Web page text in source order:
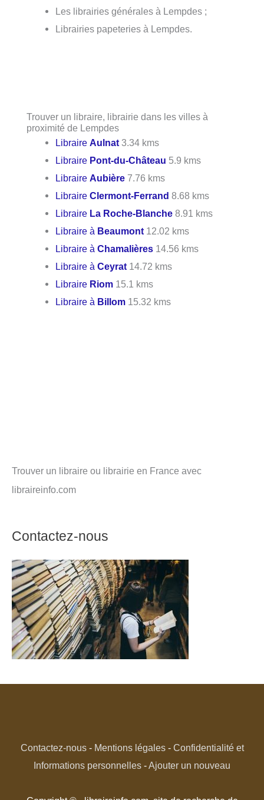
Les librairies générales à Lempdes ;
Librairies papeteries à Lempdes.
Trouver un libraire, librairie dans les villes à
proximité de Lempdes
LibraireAulnat 3.34 kms
Libraire Pont-du-Château 5.9 kms
LibraireAubière 7.76 kms
LibraireClermont-Ferrand 8.68 kms
Libraire La Roche-Blanche 8.91 kms
Libraire à Beaumont 12.02 kms
Libraire àChamalières 14.56 kms
Libraire àCeyrat 14.72 kms
Libraire Riom 15.1 kms
Libraire à Billom 15.32 kms
Trouver un libraire ou librairie en France avec
libraireinfo.com
Contactez-nous
Contactez-nous- Mentions légales- Confidentialité et
Informations personnelles -Ajouter un nouveau